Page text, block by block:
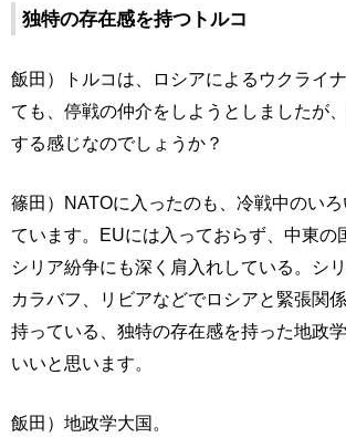
独特の存在感を持つトルコ
飯田）トルコは、ロシアによるウクライ
ても、停戦の仲介をしようとしましたが
する感じなのでしょうか？
篠田）NATOに入ったのも、冷戦中のい
ています。EUには入っておらず、中東の
シリア紛争にも深く肩入れしている。シ
カラバフ、リビアなどでロシアと緊張関
持っている、独特の存在感を持った地政
いいと思います。
飯田）地政学大国。